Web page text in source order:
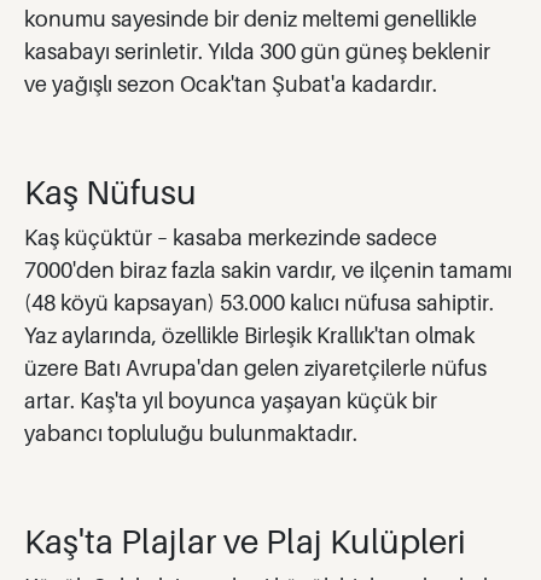
konumu sayesinde bir deniz meltemi genellikle
kasabayı serinletir. Yılda 300 gün güneş beklenir
ve yağışlı sezon Ocak'tan Şubat'a kadardır.
Kaş Nüfusu
Kaş küçüktür – kasaba merkezinde sadece
7000'den biraz fazla sakin vardır, ve ilçenin tamamı
(48 köyü kapsayan) 53.000 kalıcı nüfusa sahiptir.
Yaz aylarında, özellikle Birleşik Krallık'tan olmak
üzere Batı Avrupa'dan gelen ziyaretçilerle nüfus
artar. Kaş'ta yıl boyunca yaşayan küçük bir
yabancı topluluğu bulunmaktadır.
Kaş'ta Plajlar ve Plaj Kulüpleri